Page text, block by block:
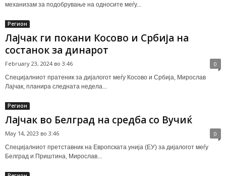
механизам за подобрување на односите меѓу...
Регион
Лајчак ги покани Косово и Србија на
состанок за динарот
February 23, 2024 во 3:46 0
Специјалниот пратеник за дијалогот меѓу Косово и Србија, Мирослав
Лајчак, планира следната недела...
Регион
Лајчак во Белград на средба со Вучиќ
May 14, 2023 во 3:46 0
Специјалниот претставник на Европската унија (ЕУ) за дијалогот меѓу
Белград и Приштина, Мирослав...